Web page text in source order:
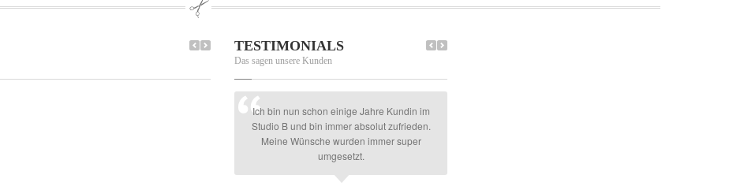
TESTIMONIALS
Das sagen unsere Kunden
Ich bin nun schon einige Jahre Kundin im
Studio B und bin immer absolut zufrieden.
Meine Wünsche wurden immer super
umgesetzt.